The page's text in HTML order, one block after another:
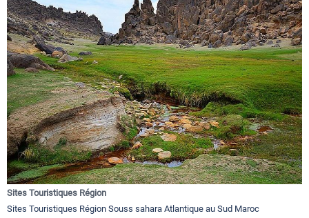
Sites Touristiques Région
Sites Touristiques Région Souss sahara Atlantique au Sud Maroc